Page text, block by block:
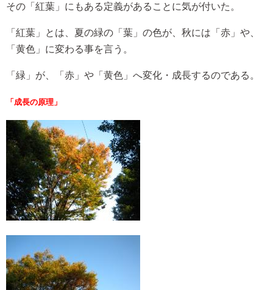
その「紅葉」にもある定義があることに気が付いた。
「紅葉」とは、夏の緑の「葉」の色が、秋には「赤」や、
「黄色」に変わる事を言う。
「緑」が、「赤」や「黄色」へ変化・成長するのである。
「成長の原理」